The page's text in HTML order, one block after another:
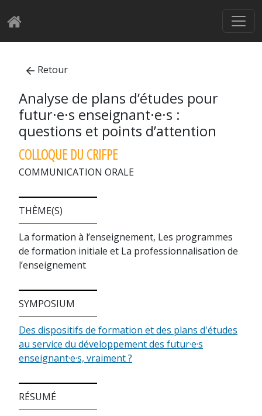
Retour
Analyse de plans d’études pour
futur·e·s enseignant·e·s :
questions et points d’attention
COLLOQUE DU CRIFPE
COMMUNICATION ORALE
THÈME(S)
La formation à l’enseignement, Les programmes
de formation initiale et La professionnalisation de
l’enseignement
SYMPOSIUM
Des dispositifs de formation et des plans d'études
au service du développement des futur·e·s
enseignant·e·s, vraiment ?
RÉSUMÉ